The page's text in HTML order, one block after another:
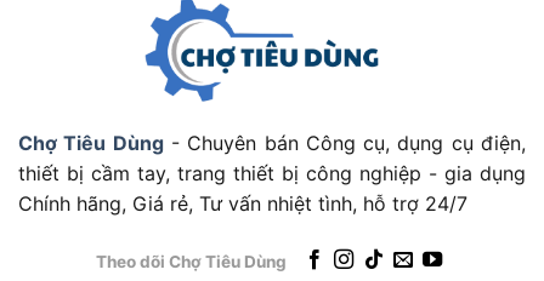
DHP486Z có thể xử lý hiệu quả.
Bảng dưới đây tổng hợp toàn bộ thông số hiệu
suất và cơ học của Makita DHP486Z theo chuẩn
nhà sản xuất, giúp người dùng đối chiếu nhanh với
yêu cầu công việc thực tế:
THÔNG SỐ
GIÁ TRỊ
Mô-men xoắn tối đa (vặn vít)
125 Nm
Chợ Tiêu Dùng- Chuyên bán Công cụ, dụng cụ điện,
thiết bị cầm tay, trang thiết bị công nghiệp - gia dụng
Chính hãng, Giá rẻ, Tư vấn nhiệt tình, hỗ trợ 24/7
Theo dõi Chợ Tiêu Dùng